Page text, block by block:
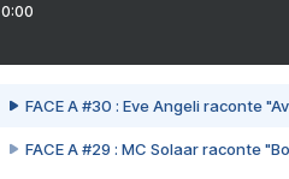
0:00
FACE A #30 : Eve Angeli raconte
FACE A #29 : MC Solaar raconte